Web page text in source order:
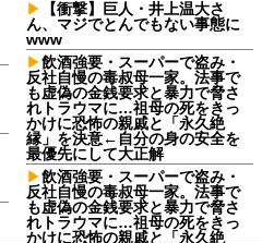
【衝撃】巨人・井上温大さ
ん、マジでとんでもない事態に
www
飲酒強要・スーパーで盗み・
反社自慢の毒叔母一家。法事で
も虚偽の金銭要求と暴力で脅さ
れトラウマに…祖母の死をきっ
かけに恐怖の親戚と「永久絶
縁」を決意←自分の身の安全を
最優先にして大正解
飲酒強要・スーパーで盗み・
反社自慢の毒叔母一家。法事で
も虚偽の金銭要求と暴力で脅さ
れトラウマに…祖母の死をきっ
かけに恐怖の親戚と「永久絶